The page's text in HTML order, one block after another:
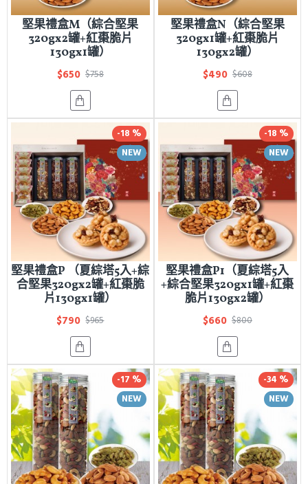
堅果禮盒M（綜合堅果
320gx2罐+紅棗脆片
130gx1罐）
$650 $758
堅果禮盒N（綜合堅果
320gx1罐+紅棗脆片
130gx2罐）
$490 $608
NEW
-18 %
堅果禮盒P （夏綜塔5入+綜
合堅果320gx2罐+紅棗脆
片130gx1罐）
$790 $965
NEW
-18 %
堅果禮盒P1（夏綜塔5入
+綜合堅果320gx1罐+紅棗
脆片130gx2罐）
$660 $800
NEW
-17 %
NEW
-34 %